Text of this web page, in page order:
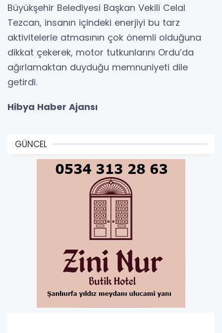
Büyükşehir Belediyesi Başkan Vekili Celal
Tezcan, insanın içindeki enerjiyi bu tarz
aktivitelerle atmasının çok önemli olduğuna
dikkat çekerek, motor tutkunlarını Ordu’da
ağırlamaktan duyduğu memnuniyeti dile
getirdi.
Hibya Haber Ajansı
GÜNCEL